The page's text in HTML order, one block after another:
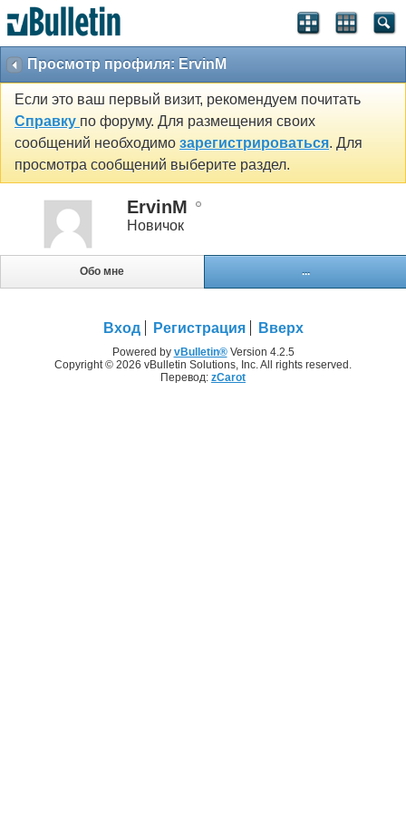
Просмотр профиля: ErvinM
Если это ваш первый визит, рекомендуем почитать
Справку по форуму. Для размещения своих
сообщений необходимо зарегистрироваться. Для
просмотра сообщений выберите раздел.
ErvinM
Новичок
Обо мне ...
Вход Регистрация Вверх
Powered by vBulletin®Version 4.2.5
Copyright © 2026 vBulletin Solutions, Inc. All rights reserved.
Перевод: zCarot